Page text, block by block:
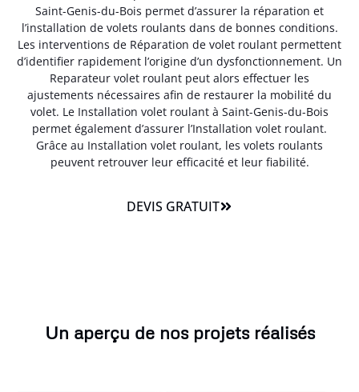
Saint-Genis-du-Bois permet d’assurer la réparation et
l’installation de volets roulants dans de bonnes conditions.
Les interventions de Réparation de volet roulant permettent
d’identifier rapidement l’origine d’un dysfonctionnement. Un
Reparateur volet roulant peut alors effectuer les
ajustements nécessaires afin de restaurer la mobilité du
volet. Le Installation volet roulant à Saint-Genis-du-Bois
permet également d’assurer l’Installation volet roulant.
Grâce au Installation volet roulant, les volets roulants
peuvent retrouver leur efficacité et leur fiabilité.
DEVIS GRATUIT
Un aperçu de nos projets réalisés